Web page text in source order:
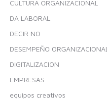
CULTURA ORGANIZACIONAL
DA LABORAL
DECIR NO
DESEMPEÑO ORGANIZACIONAL
DIGITALIZACION
EMPRESAS
equipos creativos